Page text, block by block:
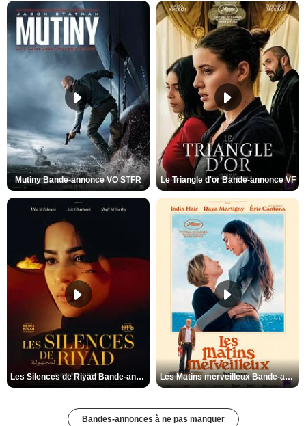
Mutiny Bande-annonce VO STFR Le Triangle d'or Bande-annonce VF
Les Silences de Riyad Bande-annonce VO STFR Les Matins merveilleux Bande-annonce VF
Bandes-annonces à ne pas manquer